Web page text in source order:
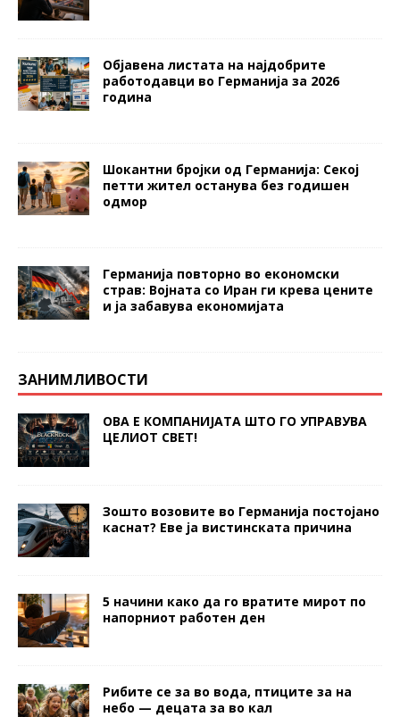
Објавена листата на најдобрите
работодавци во Германија за 2026
година
Шокантни бројки од Германија: Секој
петти жител останува без годишен
одмор
Германија повторно во економски
страв: Војната со Иран ги крева цените
и ја забавува економијата
ЗАНИМЛИВОСТИ
ОВА Е КОМПАНИЈАТА ШТО ГО УПРАВУВА
ЦЕЛИОТ СВЕТ!
Зошто возовите во Германија постојано
каснат? Еве ја вистинската причина
5 начини како да го вратите мирот по
напорниот работен ден
Рибите се за во вода, птиците за на
небо — децата за во кал